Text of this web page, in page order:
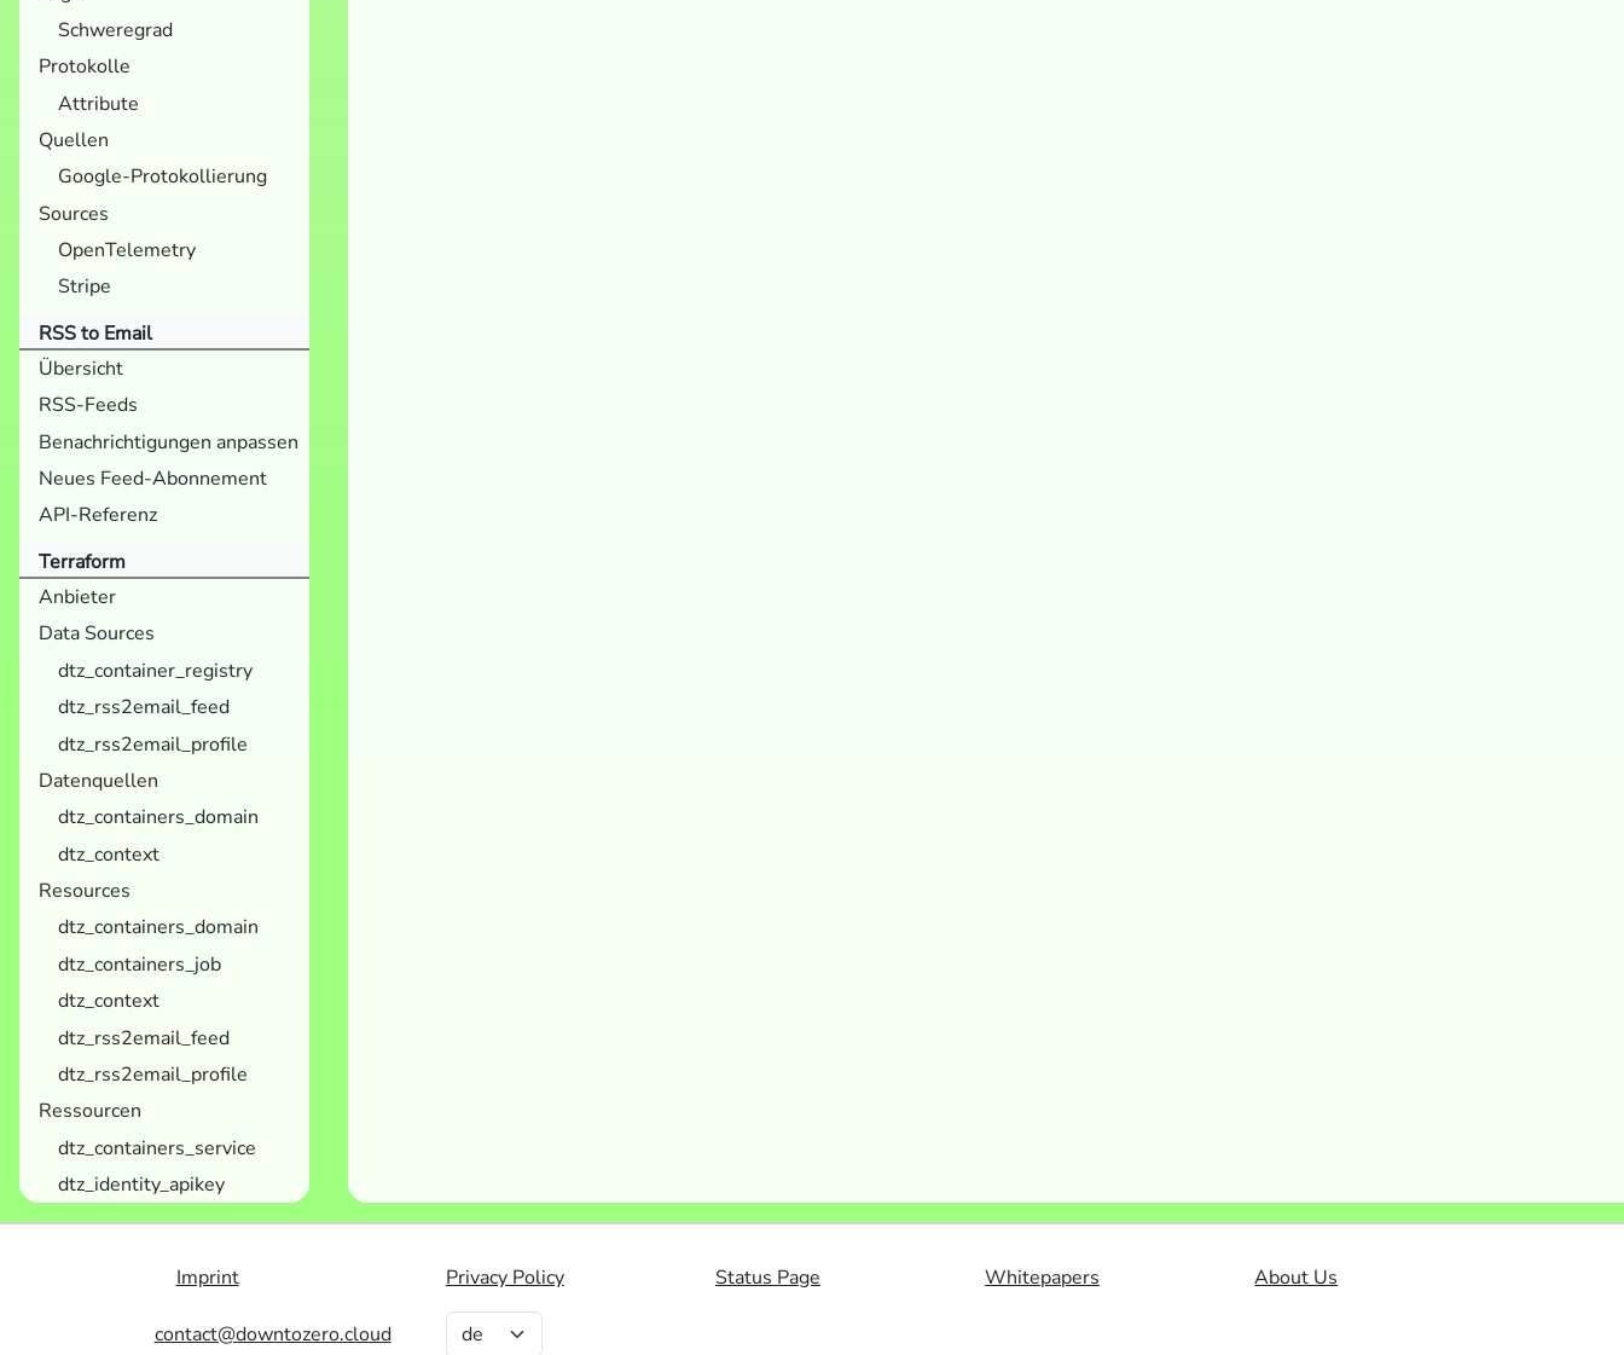
Schweregrad
Protokolle
Attribute
Quellen
Google-Protokollierung
Sources
OpenTelemetry
Stripe
RSS to Email
Übersicht
RSS-Feeds
Benachrichtigungen anpassen
Neues Feed-Abonnement
API-Referenz
Terraform
Anbieter
Data Sources
dtz_container_registry
dtz_rss2email_feed
dtz_rss2email_profile
Datenquellen
dtz_containers_domain
dtz_context
Resources
dtz_containers_domain
dtz_containers_job
dtz_context
dtz_rss2email_feed
dtz_rss2email_profile
Ressourcen
dtz_containers_service
dtz_identity_apikey
Imprint Privacy Policy Status Page Whitepapers About Us
contact@downtozero.cloud